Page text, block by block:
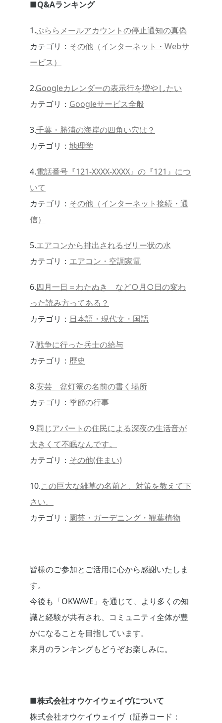
■Q&Aランキング
1.ぷららメールアカウントの停止通知の真偽
カテゴリ： その他（インターネット・Webサ
ービス）
2.Googleカレンダーの表示行を増やしたい
カテゴリ： Googleサービス全般
3.千葉・勝浦の海岸の四角い穴は？
カテゴリ： 地理学
4.電話番号『121-XXXX-XXXX』の『121』につ
いて
カテゴリ： その他（インターネット接続・通
信）
5.エアコンから排出されるゼリー状の水
カテゴリ： エアコン・空調家電
6.四月一日＝わたぬき など○月○日の変わ
った読み方ってある？
カテゴリ： 日本語・現代文・国語
7.戦争に行った兵士の給与
カテゴリ： 歴史
8.安芸 盆灯篭の名前の書く場所
カテゴリ： 季節の行事
9.同じアパートの住民による深夜の生活音が
大きくて不眠なんです。
カテゴリ： その他(住まい)
10.この巨大な雑草の名前と、対策を教えて下
さい。
カテゴリ： 園芸・ガーデニング・観葉植物
皆様のご参加とご活用に心から感謝いたしま
す。
今後も「OKWAVE」を通じて、より多くの知
識と経験が共有され、コミュニティ全体が豊
かになることを目指しています。
来月のランキングもどうぞお楽しみに。
■株式会社オウケイウェイヴについて
株式会社オウケイウェイヴ（証券コード：